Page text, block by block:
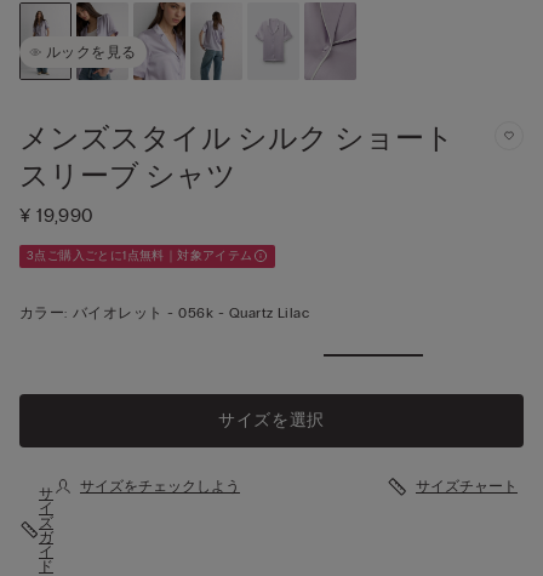
ルックを見る
メンズスタイル シルク ショート
スリーブ シャツ
¥ 19,990
3点ご購入ごとに1点無料｜対象アイテム
カラー: バイオレット -056k - Quartz Lilac
サイズを選択
サ
イ
ズ
ガ
イ
ド
サイズをチェックしよう サイズチャート